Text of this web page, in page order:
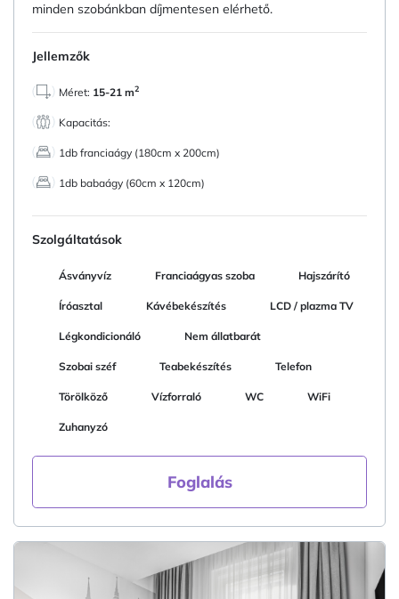
minden szobánkban díjmentesen elérhető.
Jellemzők
Méret: 15-21 m2
Kapacitás:
1db franciaágy (180cm x 200cm)
1db babaágy (60cm x 120cm)
Szolgáltatások
Ásványvíz Franciaágyas szoba Hajszárító
Íróasztal Kávébekészítés LCD / plazma TV
Légkondicionáló Nem állatbarát
Szobai széf Teabekészítés Telefon
Törölköző Vízforraló WC WiFi
Zuhanyzó
Foglalás